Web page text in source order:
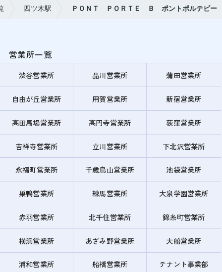
四ツ木駅 ＰＯＮＴ ＰＯＲＴＥ Ｂ ポントポルテビー
営業所一覧
渋谷営業所 品川営業所 蒲田営業所
自由が丘営業所 用賀営業所 新宿営業所
高田馬場営業所 高円寺営業所 荻窪営業所
吉祥寺営業所 立川営業所 下北沢営業所
永福町営業所 千歳烏山営業所 池袋営業所
巣鴨営業所 練馬営業所 大泉学園営業所
赤羽営業所 北千住営業所 錦糸町営業所
横浜営業所 あざみ野営業所 大船営業所
浦和営業所 船橋営業所 テナント事業部